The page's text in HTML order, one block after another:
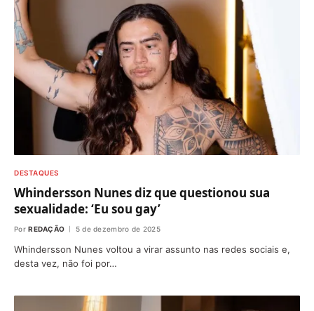
DESTAQUES
Whindersson Nunes diz que questionou sua
sexualidade: ‘Eu sou gay’
Por REDAÇÃO 5 de dezembro de 2025
Whindersson Nunes voltou a virar assunto nas redes sociais e,
desta vez, não foi por…